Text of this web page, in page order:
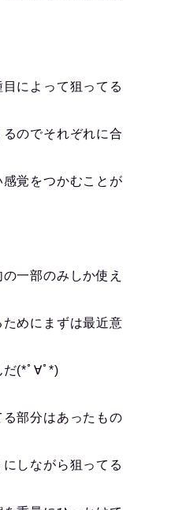
によって狙ってる
のでそれぞれに合
覚をつかむことが
一部のみしか使え
めにまずは最近意
だ(*ﾟ∀ﾟ*)
部分はあったもの
しながら狙ってる